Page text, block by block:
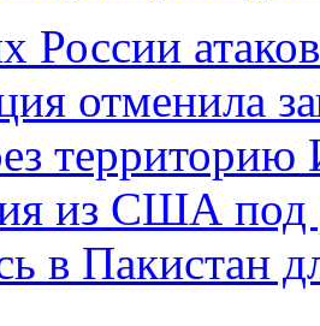
России
отменила
территорию
из США под
в Пакистан